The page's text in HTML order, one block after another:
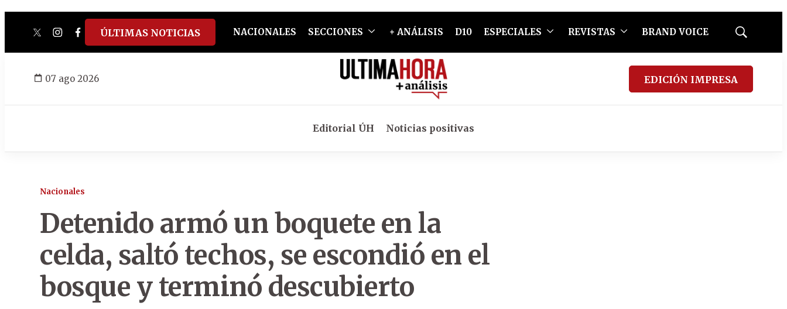
twitterinstagram
facebook
tiktokyoutube
spotify
ÚLTIMAS NOTICIAS NACIONALES SECCIONES + ANÁLISIS D10 ESPECIALES REVISTAS BRAND VOICE
Mostrar
07 ago 2026 EDICIÓN IMPRESA
Editorial ÚH Noticias positivas
Nacionales
Detenido armó un boquete en la
celda, saltó techos, se escondió en el
bosque y terminó descubierto